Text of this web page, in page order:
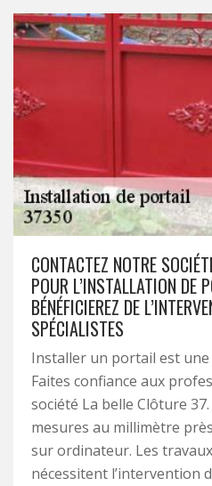
CONTACTEZ NOTRE
POUR L’INSTALLATION DE
BÉNÉFICIEREZ DE
SPÉCIALISTES
Installer un portail est une
Faites confiance aux
société La belle Clôture
mesures au millimètre
sur ordinateur. Les
nécessitent l’intervention